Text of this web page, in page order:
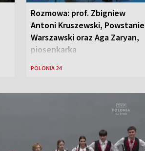
Rozmowa: prof. Zbigniew
Antoni Kruszewski,
Warszawski oraz Aga Zaryan,
piosenkarka
POLONIA 24